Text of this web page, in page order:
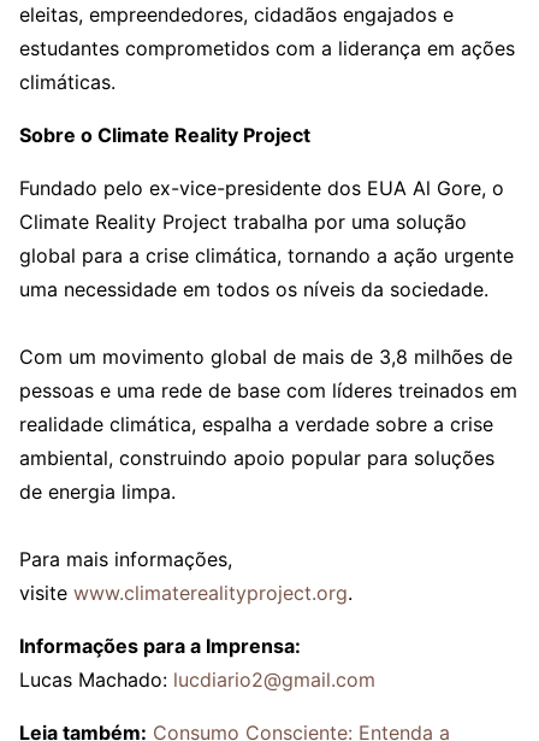
eleitas, empreendedores, cidadãos engajados e
estudantes comprometidos com a liderança em ações
climáticas.
Sobre o Climate Reality Project
Fundado pelo ex-vice-presidente dos EUA Al Gore, o
Climate Reality Project trabalha por uma solução
global para a crise climática, tornando a ação urgente
uma necessidade em todos os níveis da sociedade.
Com um movimento global de mais de 3,8 milhões de
pessoas e uma rede de base com líderes treinados em
realidade climática, espalha a verdade sobre a crise
ambiental, construindo apoio popular para soluções
de energia limpa.
Para mais informações,
visite www.climaterealityproject.org.
Informações para a Imprensa:
Lucas Machado: lucdiario2@gmail.com
Leia também: Consumo Consciente: Entenda a